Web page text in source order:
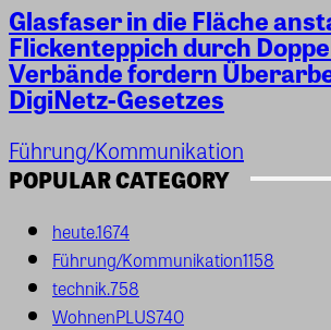
Glasfaser in die Fläche
Flickenteppich durch
Verbände fordern
DigiNetz-Gesetzes
Führung/Kommunikation
POPULAR CATEGORY
heute.1674
Führung/Kommunikation1158
technik.758
WohnenPLUS740